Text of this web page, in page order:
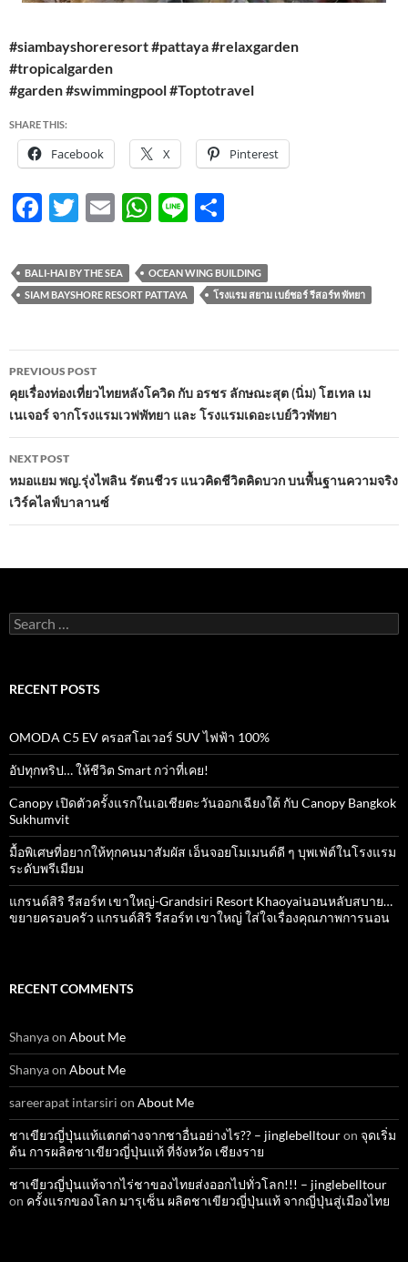
#siambayshoreresort #pattaya #relaxgarden
#tropicalgarden
#garden #swimmingpool #Toptotravel
SHARE THIS:
Facebook X Pinterest
F
e
b
o
k
T
itt
er
E
ail
W
at
s
p
p
Li
e ar
e
BALI-HAI BY THE SEA
OCEAN WING BUILDING
SIAM BAYSHORE RESORT PATTAYA
โรงแรม สยาม เบย์ชอร์ รีสอร์ท พัทยา
Post
navigation
PREVIOUS POST
คุยเรื่องท่องเที่ยวไทยหลังโควิด กับ อรชร ลักษณะสุต (นิ่ม) โฮเทล เม
เนเจอร์ จากโรงแรมเวฟพัทยา และ โรงแรมเดอะเบย์วิวพัทยา
NEXT POST
หมอแยม พญ.รุ่งไพลิน รัตนชีวร แนวคิดชีวิตคิดบวก บนพื้นฐานความจริง
เวิร์คไลฟ์บาลานซ์
Search
for:
RECENT POSTS
OMODA C5 EV ครอสโอเวอร์ SUV ไฟฟ้า 100%
อัปทุกทริป… ให้ชีวิต Smart กว่าที่เคย!
Canopy เปิดตัวครั้งแรกในเอเชียตะวันออกเฉียงใต้ กับ Canopy Bangkok
Sukhumvit
มื้อพิเศษที่อยากให้ทุกคนมาสัมผัส เอ็นจอยโมเมนต์ดี ๆ บุพเฟ่ต์ในโรงแรม
ระดับพรีเมียม
แกรนด์สิริ​ รีสอร์ท​ เขาใหญ่​-Grandsiri​ Resort​ Khaoyaiนอนหลับสบาย…
ขยายครอบครัว แกรนด์สิริ รีสอร์ท เขาใหญ่ ใส่ใจเรื่องคุณภาพการนอน
RECENT COMMENTS
Shanyaon About Me
Shanyaon About Me
sareerapat intarsiri on About Me
ชาเขียวญี่ปุ่นแท้แตกต่างจากชาอื่นอย่างไร?? – jinglebelltouron จุดเริ่ม
ต้น การผลิตชาเขียวญี่ปุ่นแท้ ที่จังหวัด เชียงราย
ชาเขียวญี่ปุ่นแท้จากไร่ชาของไทยส่งออกไปทั่วโลก!!! – jinglebelltour
on ครั้งแรกของโลก มารุเซ็น ผลิตชาเขียวญี่ปุ่นแท้ จากญี่ปุ่นสู่เมืองไทย